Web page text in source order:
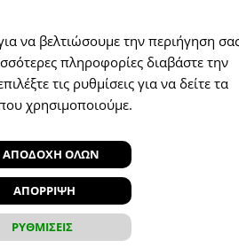
να βελτιώσουμε την περιήγηση
πληροφορίες διαβάστε την
τις ρυθμίσεις για να δείτε τα
χρησιμοποιούμε.
ΡΥΘΜΙΣΕΙΣ
ΟΛΩΝ
ΑΠΟΡΡΙΨΗ